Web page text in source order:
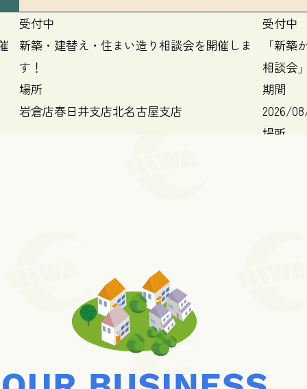
受付中
新築・建替え・住まい造り相談会を開催しま
す！
場所
岩倉店春日井支店北名古屋支店
受付中
「新
相談会
期間
2026/
場所